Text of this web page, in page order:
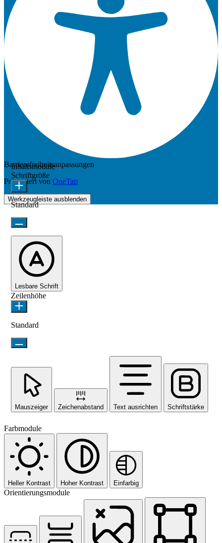
Barrierefreiheitsanpassungen
Präsentiert von OneTap
Werkzeugleiste ausblenden
Inhaltsmodule
Schriftgröße
Standard
Lesbare Schrift
Zeilenhöhe
Standard
Mauszeiger Zeichenabstand Text ausrichten Schriftstärke
Farbmodule
Heller Kontrast Hoher Kontrast Einfarbig
Orientierungsmodule